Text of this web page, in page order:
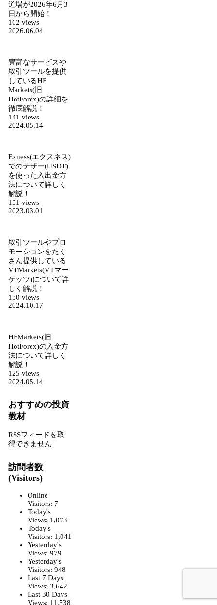
道場が2026年6月3
日から開始！
162 views
2026.06.04
豊富なサービスや
取引ツールを提供
しているHF
Markets(旧
HotForex)の詳細を
徹底解説！
141 views
2024.05.14
Exness(エクスネス)
でのテザー(USDT)
を使った入出金方
法について詳しく
解説！
131 views
2023.03.01
取引ツールやプロ
モーションをたく
さん提供している
VTMarkets(VTマー
ケッツ)について詳
しく解説！
130 views
2024.10.17
HFMarkets(旧
HotForex)の入金方
法について詳しく
解説！
125 views
2024.05.14
おすすめの投資
教材
RSSフィードを取
得できません
訪問者数
(Visitors)
Online
Visitors: 7
Today's
Views: 1,073
Today's
Visitors: 1,041
Yesterday's
Views: 979
Yesterday's
Visitors: 948
Last 7 Days
Views: 3,642
Last 30 Days
Views: 11,538